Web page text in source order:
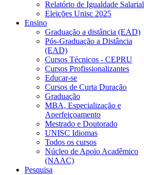
Relatório de Igualdade Salarial
Eleições Unisc 2025
Ensino
Graduação a distância (EAD)
Pós-Graduação a Distância
(EAD)
Cursos Técnicos - CEPRU
Cursos Profissionalizantes
Educar-se
Cursos de Curta Duração
Graduação
MBA, Especialização e
Aperfeiçoamento
Mestrado e Doutorado
UNISC Idiomas
Todos os cursos
Núcleo de Apoio Acadêmico
(NAAC)
Pesquisa